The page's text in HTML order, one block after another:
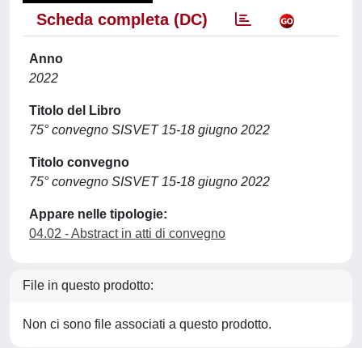
Scheda completa (DC)
Anno
2022
Titolo del Libro
75° convegno SISVET 15-18 giugno 2022
Titolo convegno
75° convegno SISVET 15-18 giugno 2022
Appare nelle tipologie:
04.02 - Abstract in atti di convegno
File in questo prodotto:
Non ci sono file associati a questo prodotto.